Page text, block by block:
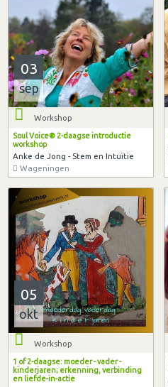
03
sep
Workshop
Soul Voice® 2-daagse introductie
workshop
Anke de Jong - Stem en Intuïtie
Wageningen
05
okt
Workshop
1 of 2-daagse: moeder - vader -
kinderjaren; erkenning, verbinding
en liefde-in-actie